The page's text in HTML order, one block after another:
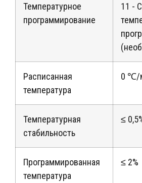
Температурное
программирование
11 -
Расписанная
температура
0 ℃/
Температурная
стабильность
≤
Программированная
температура
≤ 2%